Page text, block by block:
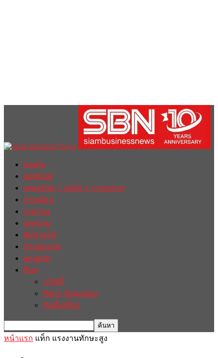
Home
ฮอตนิวส์
เศรษฐกิจ / ธุรกิจ / การตลาด
การเมือง
รายงาน
บทความ
สัมภาษณ์
ต่างประเทศ
english
อื่นๆ
วาไรตี้
ศิลปะ-วัฒนธรรม
กินดื่มเที่ยว
หน้าแรก แท็ก แรงงานทักษะสูง